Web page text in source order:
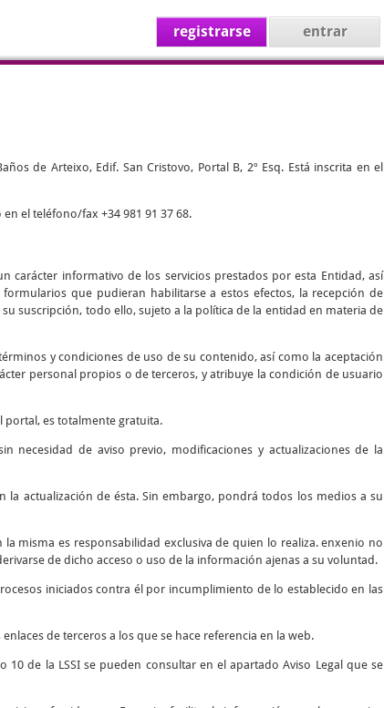
registrarse entrar
de Arteixo, Edif. San Cristovo, Portal B, 2º Esq. Está inscrita en el
el teléfono/fax +34 981 91 37 68.
carácter informativo de los servicios prestados por esta Entidad, así
que pudieran habilitarse a estos efectos, la recepción de
suscripción, todo ello, sujeto a la política de la entidad en materia de
y condiciones de uso de su contenido, así como la aceptación
personal propios o de terceros, y atribuye la condición de usuario
portal, es totalmente gratuita.
necesidad de aviso previo, modificaciones y actualizaciones de la
actualización de ésta. Sin embargo, pondrá todos los medios a su
misma es responsabilidad exclusiva de quien lo realiza. enxenio no
de dicho acceso o uso de la información ajenas a su voluntad.
iniciados contra él por incumplimiento de lo establecido en las
de terceros a los que se hace referencia en la web.
de la LSSI se pueden consultar en el apartado Aviso Legal que se